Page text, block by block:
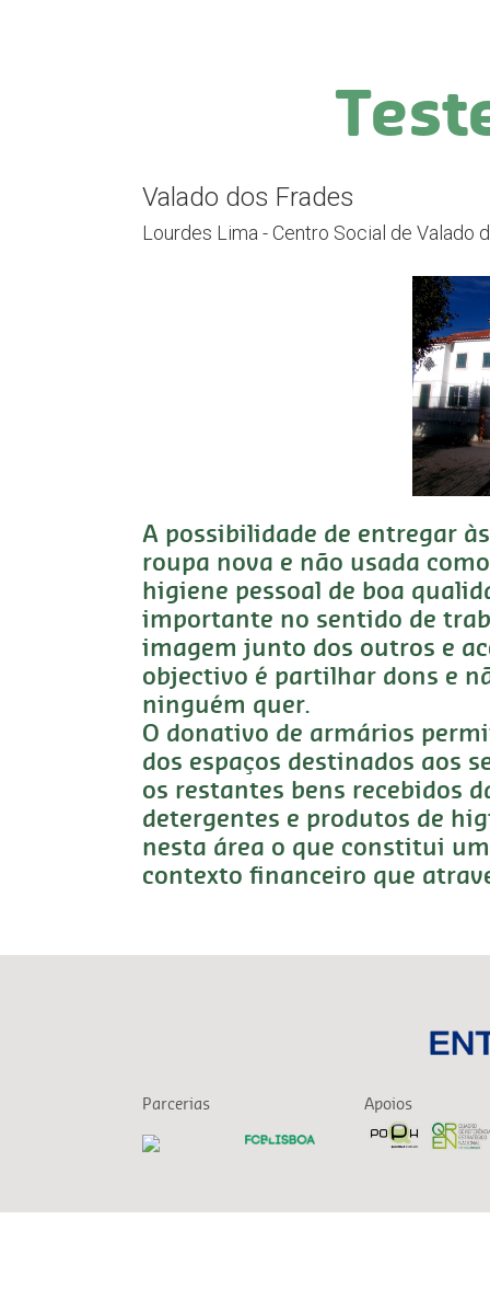
Valado dos Frades
Lourdes Lima - Centro Social de Valado
A possibilidade de entregar
roupa nova e não usada
higiene pessoal de boa
importante no sentido de
imagem junto dos outros e
objectivo é partilhar dons e
ninguém quer.
O donativo de armários
dos espaços destinados aos
os restantes bens recebidos
detergentes e produtos de
nesta área o que constitui
contexto financeiro que
Parcerias Apoios